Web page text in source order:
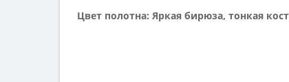
Цвет полотна: Яркая бирюза, тонкая